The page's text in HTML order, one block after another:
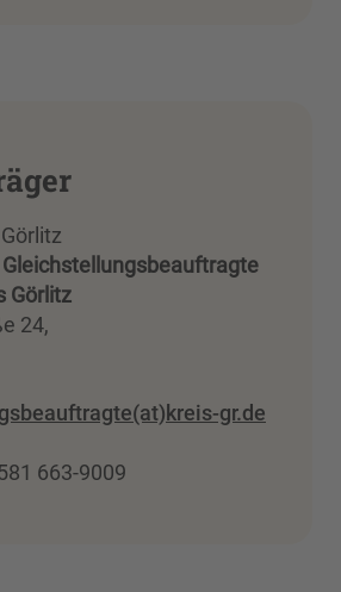
Görlitz
24,
gr.de
663-9009